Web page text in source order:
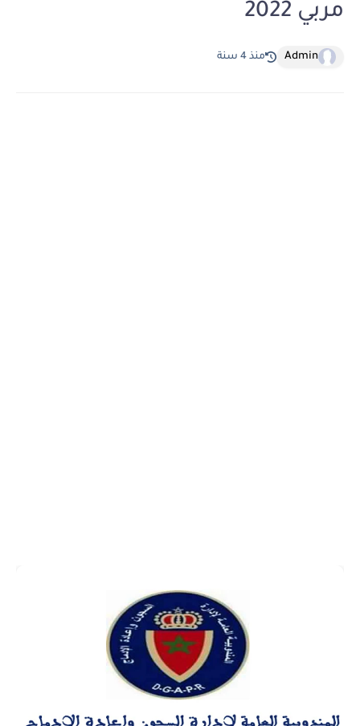
مربي 2022
Admin منذ 4 سنة